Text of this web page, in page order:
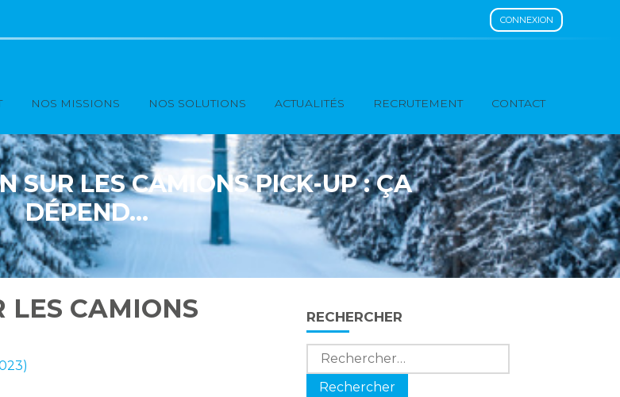
CONNEXION
NOS MISSIONS NOS SOLUTIONS ACTUALITÉS RECRUTEMENT CONTACT
SUR LES CAMIONS PICK-UP : ÇA
DÉPEND…
LES CAMIONS
Blog
sidebar
RECHERCHER
Rechercher :